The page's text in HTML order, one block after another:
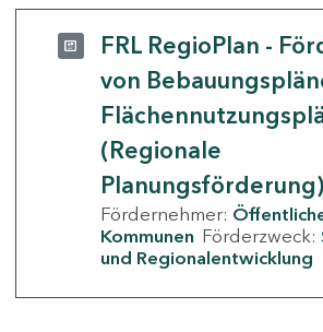
FRL RegioPlan -
von
(Regionale
Planungsförderung)
Fördernehmer:
Kommunen Förderzweck:
und Regionalentwicklung